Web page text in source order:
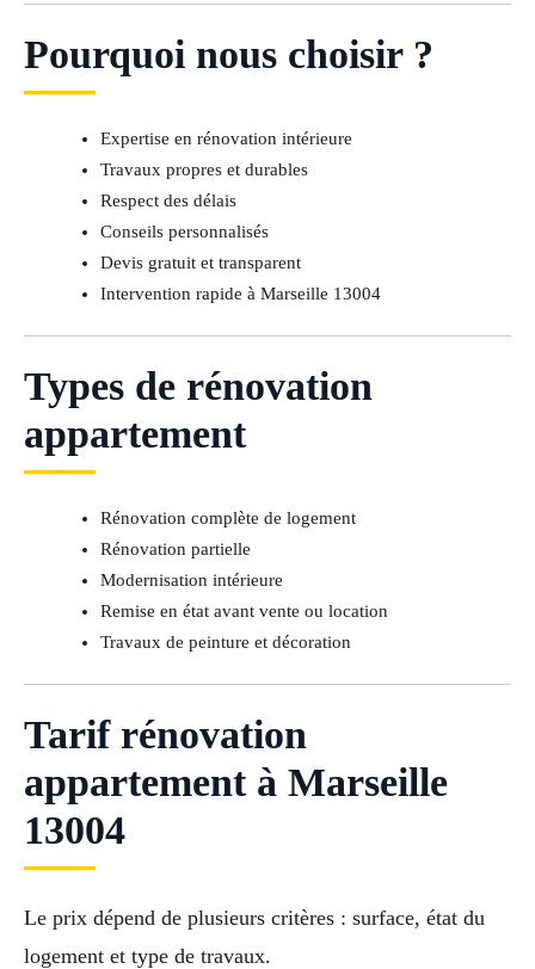
Pourquoi nous choisir ?
Expertise en rénovation intérieure
Travaux propres et durables
Respect des délais
Conseils personnalisés
Devis gratuit et transparent
Intervention rapide à Marseille 13004
Types de rénovation
appartement
Rénovation complète de logement
Rénovation partielle
Modernisation intérieure
Remise en état avant vente ou location
Travaux de peinture et décoration
Tarif rénovation
appartement à Marseille
13004
Le prix dépend de plusieurs critères : surface, état du
logement et type de travaux.